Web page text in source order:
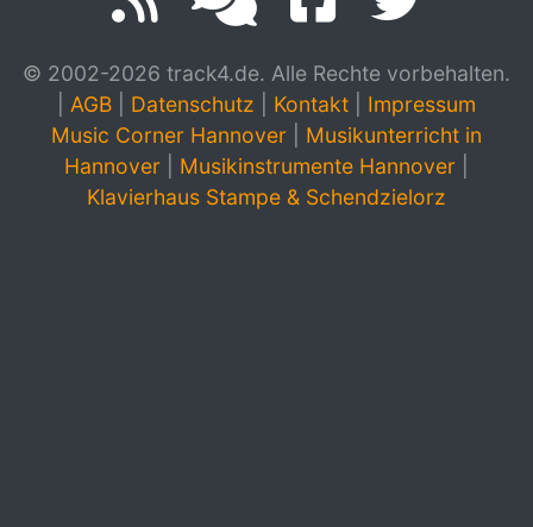
© 2002-2026 track4.de. Alle Rechte vorbehalten.
AGB Datenschutz Kontakt
Impressum
Music Corner Hannover
Musikunterricht in
Hannover
Musikinstrumente Hannover
Klavierhaus Stampe & Schendzielorz